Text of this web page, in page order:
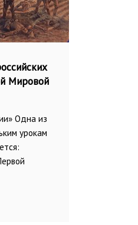
Мировой
Одна из
урокам